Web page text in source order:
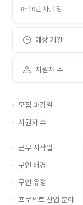
8~10년 차, 1명
예상 기간
지원자 수
모집 마감일
지원자 수
근무 시작일
구인 배경
구인 유형
프로젝트 산업 분야